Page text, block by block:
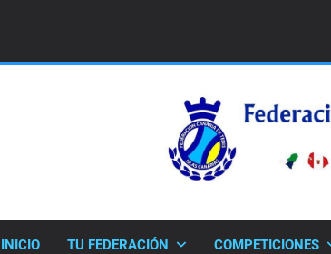
INICIO TU FEDERACIÓN COMPETICIONES